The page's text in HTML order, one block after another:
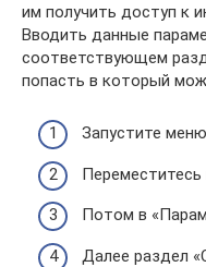
им получить доступ к
Вводить данные
соответствующем
попасть в который
Запустите
Переместитесь
Потом в
Далее раздел